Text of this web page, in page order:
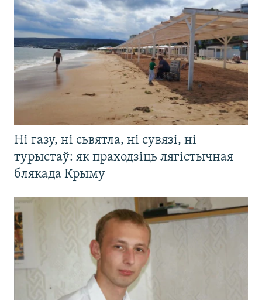
Ні газу, ні сьвятла, ні сувязі, ні
турыстаў: як праходзіць лягістычная
блякада Крыму